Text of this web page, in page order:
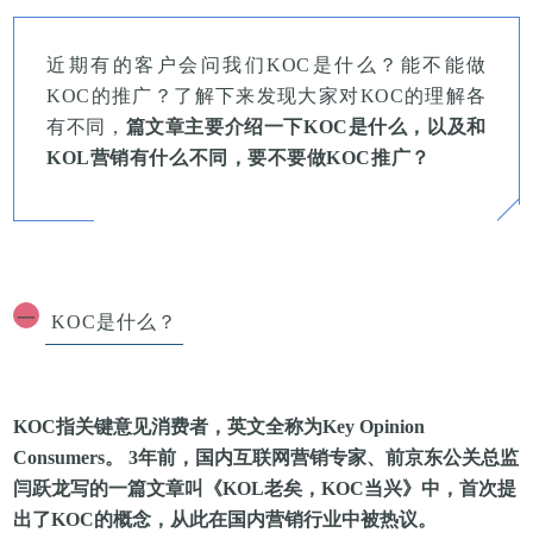
近期有的客户会问我们KOC是什么？能不能做
KOC的推广？了解下来发现大家对KOC的理解各
有不同， 篇文章主要介绍一下KOC是什么，以及和
KOL营销有什么不同，要不要做KOC推广？
一 KOC是什么？
KOC指关键意见消费者，英文全称为Key Opinion
Consumers。 3年前，国内互联网营销专家、前京东公关总监
闫跃龙写的一篇文章叫《KOL老矣，KOC当兴》中，首次提
出了KOC的概念，从此在国内营销行业中被热议。